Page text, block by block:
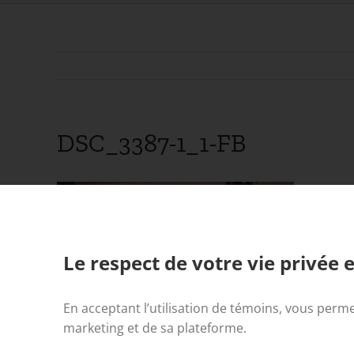
DSC_3387-1_1-FB
Le respect de votre vie privée
En acceptant l’utilisation de témoins, vous
marketing et de sa plateforme.